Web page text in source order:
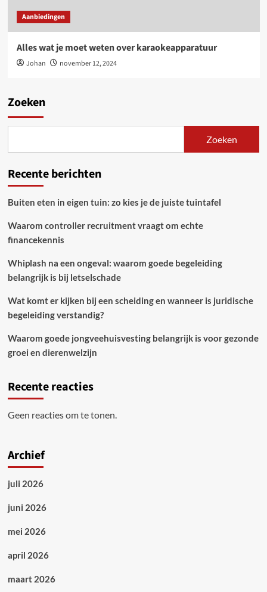
Aanbiedingen
Alles wat je moet weten over karaokeapparatuur
Johan november 12, 2024
Zoeken
Zoeken
Recente berichten
Buiten eten in eigen tuin: zo kies je de juiste tuintafel
Waarom controller recruitment vraagt om echte
financekennis
Whiplash na een ongeval: waarom goede begeleiding
belangrijk is bij letselschade
Wat komt er kijken bij een scheiding en wanneer is juridische
begeleiding verstandig?
Waarom goede jongveehuisvesting belangrijk is voor gezonde
groei en dierenwelzijn
Recente reacties
Geen reacties om te tonen.
Archief
juli 2026
juni 2026
mei 2026
april 2026
maart 2026